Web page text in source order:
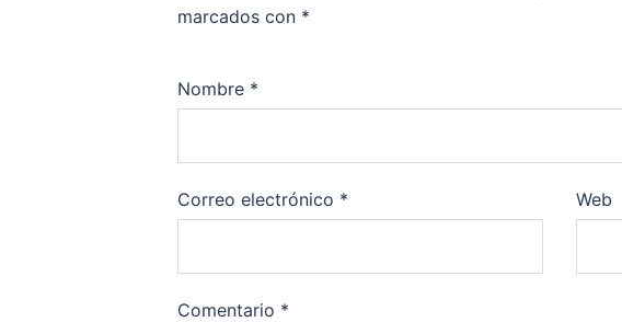
marcados con *
Nombre *
Correo electrónico * Web
Comentario *